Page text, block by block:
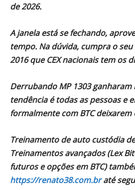
de 2026.
A janela está se fechando,
tempo. Na dúvida, cumpra o
2016 que CEX nacionais tem os
Derrubando MP 1303 ganharam
tendência é todas as pessoas e
formalmente com BTC deixarem
Treinamento de auto custódia
Treinamentos avançados (Lex
futuros e opções em BTC)
https://renato38.com.braté